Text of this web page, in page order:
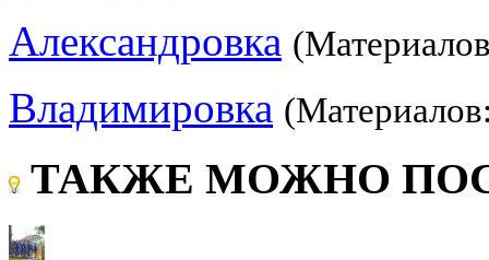
Александровка
Владимировка
ТАКЖЕ МОЖНО